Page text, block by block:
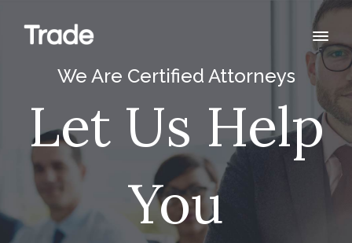
We Are Certified Attorneys
Let Us Help
You